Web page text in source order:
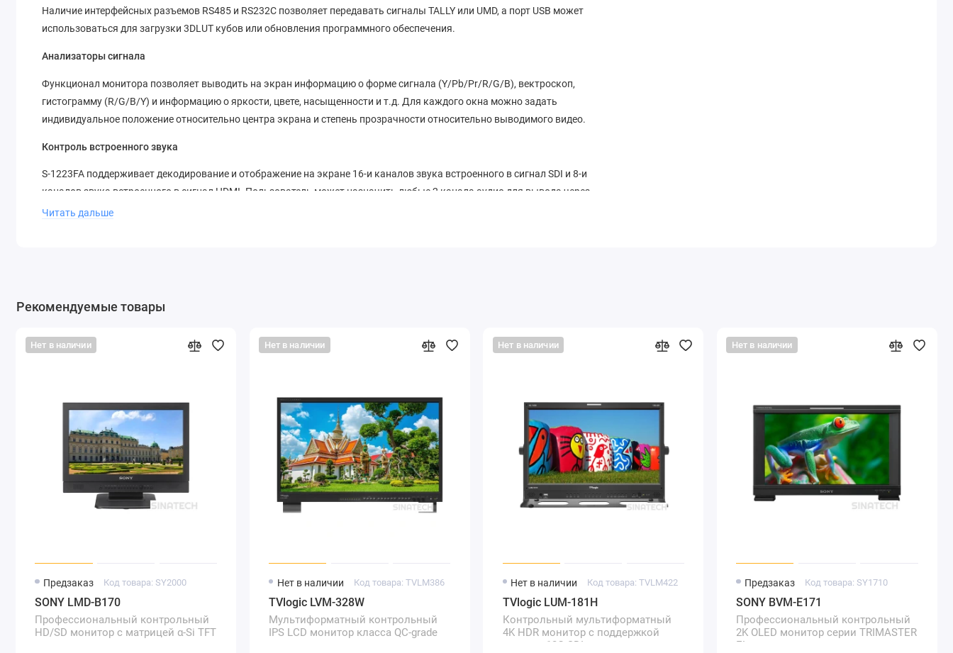
Наличие интерфейсных разъемов RS485 и RS232C позволяет передавать сигналы TALLY или UMD, а порт USB может
использоваться для загрузки 3DLUT кубов или обновления программного обеспечения.
Анализаторы сигнала
Функционал монитора позволяет выводить на экран информацию о форме сигнала (Y/Pb/Pr/R/G/B), вектроскоп,
гистограмму (R/G/B/Y) и информацию о яркости, цвете, насыщенности и т.д. Для каждого окна можно задать
индивидуальное положение относительно центра экрана и степень прозрачности относительно выводимого видео.
Контроль встроенного звука
S-1223FA поддерживает декодирование и отображение на экране 16-и каналов звука встроенного в сигнал SDI и 8-и
каналов звука встроенного в сигнал HDMI. Пользователь может назначить любые 2 канала аудио для вывода через
разъем для подключения наушников или встроенные динамики.
Поддержка 3DLUT
Используйте профессиональный анализатор цвета (например KONICA MINOLTA CA310) и программное обеспечение для
калибровки 3DLUT (SpectralCal CalMAN5) для измерения и создания 3DLUT для загрузки в монитор с помощью USB
Питание монитора
На задней панели S-1223FA расположены два 4-х контактных XLR разъема (основной и резервный) с входным
напряжением 11-17 вольт для подключения внешнего адаптера питания. Кроме этого, монитор может запитываться от
аккумулятора подключенного к аккумуляторной площадке Gold mount. Аккумуляторная площадка и адаптер питания
входят в комплект поставки.
Читать дальше
Рекомендуемые товары
Нет в наличии
Предзаказ Код товара: SY2000
SONY LMD-B170
Профессиональный контрольный
HD/SD монитор с матрицей α-Si TFT
Нет в наличии
Нет в наличии Код товара: TVLM386
TVlogic LVM-328W
Мультиформатный контрольный
IPS LCD монитор класса QC-grade
Нет в наличии
Нет в наличии Код товара: TVLM422
TVlogic LUM-181H
Контрольный мультиформатный
4K HDR монитор с поддержкой
сигнала 12G-SDI
Нет в наличии
Предзаказ Код товара: SY1710
SONY BVM-E171
Профессиональный контрольный
2K OLED монитор серии TRIMASTER
EL